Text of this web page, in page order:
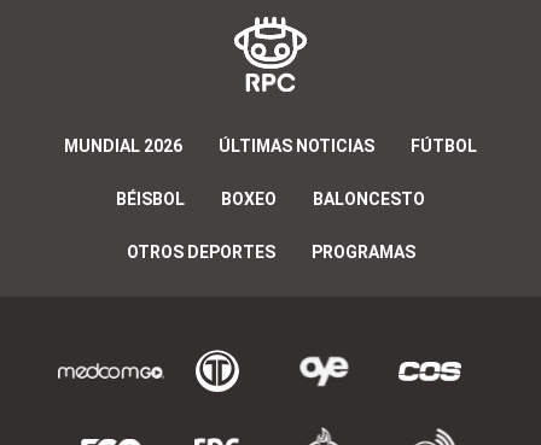
MUNDIAL 2026 ÚLTIMAS NOTICIAS FÚTBOL
BÉISBOL BOXEO BALONCESTO
OTROS DEPORTES PROGRAMAS